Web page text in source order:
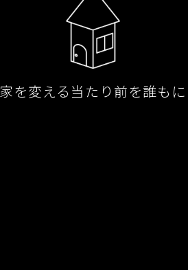
家を変える当たり前を誰もに